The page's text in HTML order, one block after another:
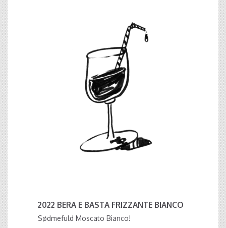
2022 BERA E BASTA FRIZZANTE BIANCO
Sødmefuld Moscato Bianco!